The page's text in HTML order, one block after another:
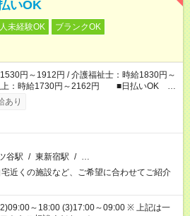
いOK
未経験OK
ブランクOK
円～1912円 / 介護福祉士：時給1830円～
上：時給1730円～2162円 ■日払いOK ■
（時給1530円×8h）
あり
谷駅 / 東新宿駅 / …
くの施設など、ご希望に合わせてご紹介
～18:00 (3)17:00～09:00 ※ 上記は一